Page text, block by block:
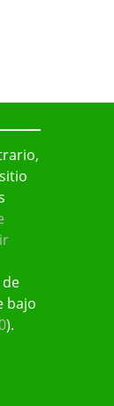
bajo
).